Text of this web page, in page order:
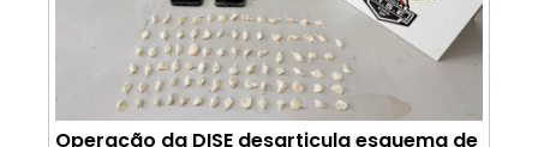
Operação da DISE desarticula esquema de